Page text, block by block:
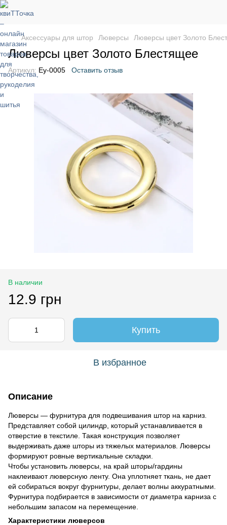
Аксессуары для штор Люверсы Люверсы цвет Золото
Люверсы цвет Золото Блестящее
Артикул: Ey-0005 Оставить отзыв
В наличии
12.9 грн
Купить
В избранное
Описание
Люверсы — фурнитура для подвешивания штор на карниз.
Представляет собой цилиндр, который устанавливается в
отверстие в текстиле. Такая конструкция позволяет
выдерживать даже шторы из тяжелых материалов. Люверсы
формируют ровные вертикальные складки.
Чтобы установить люверсы, на край шторы/гардины
наклеивают люверсную ленту. Она уплотняет ткань, не дает
ей собираться вокруг фурнитуры, делает волны аккуратными.
Фурнитура подбирается в зависимости от диаметра карниза с
небольшим запасом на перемещение.
Характеристики люверсов